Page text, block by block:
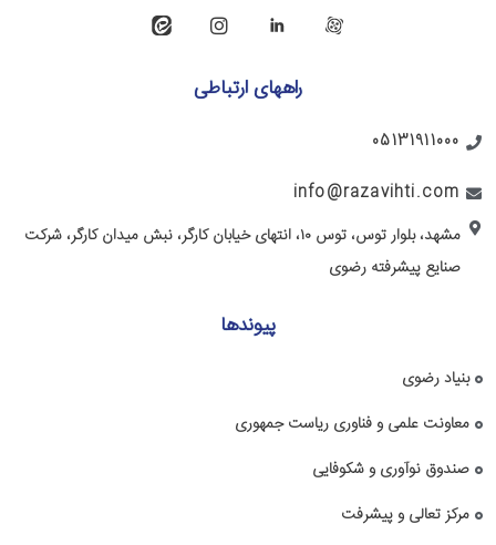
راههای ارتباطی
05131911000
info@razavihti.com
مشهد، بلوار توس، توس ۱۰، انتهای خیابان کارگر، نبش میدان کارگر، شرکت
صنایع پیشرفته رضوی
پیوندها
بنیاد رضوی
معاونت علمی و فناوری ریاست جمهوری
صندوق نوآوری و شکوفایی
مرکز تعالی و پیشرفت